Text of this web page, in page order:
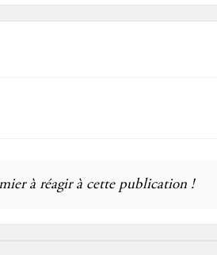
à réagir à cette publication !